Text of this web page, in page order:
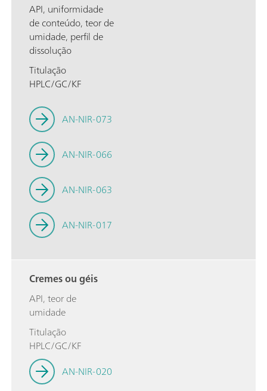
API, uniformidade
de conteúdo, teor de
umidade, perfil de
dissolução
Titulação
HPLC/GC/KF
AN-NIR-073
AN-NIR-066
AN-NIR-063
AN-NIR-017
Cremes ou géis
API, teor de
umidade
Titulação
HPLC/GC/KF
AN-NIR-020